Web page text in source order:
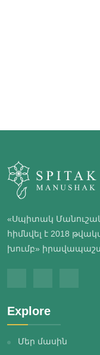
«Սպիտակ
հիմնվել է 2018
խումբ»
Explore
Մեր մասին